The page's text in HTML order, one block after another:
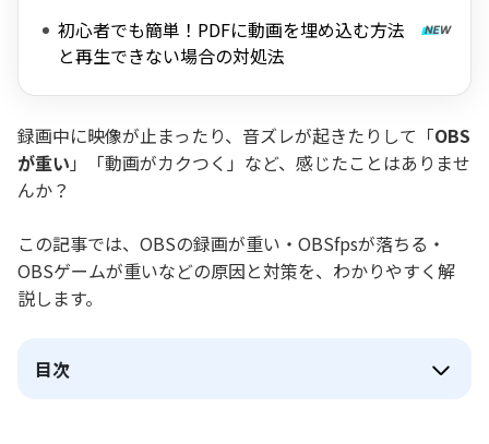
初心者でも簡単！PDFに動画を埋め込む方法
と再生できない場合の対処法
録画中に映像が止まったり、音ズレが起きたりして「OBS
が重い 」「動画がカクつく」など、感じたことはありませ
んか？
この記事では、OBSの録画が重い・OBSfpsが落ちる・
OBSゲームが重いなどの原因と対策を、わかりやすく解
説します。
目次